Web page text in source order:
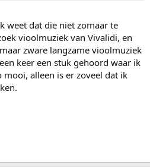
weet dat die niet zomaar te
vioolmuziek van Vivalidi, en
zware langzame vioolmuziek
keer een stuk gehoord waar ik
alleen is er zoveel dat ik